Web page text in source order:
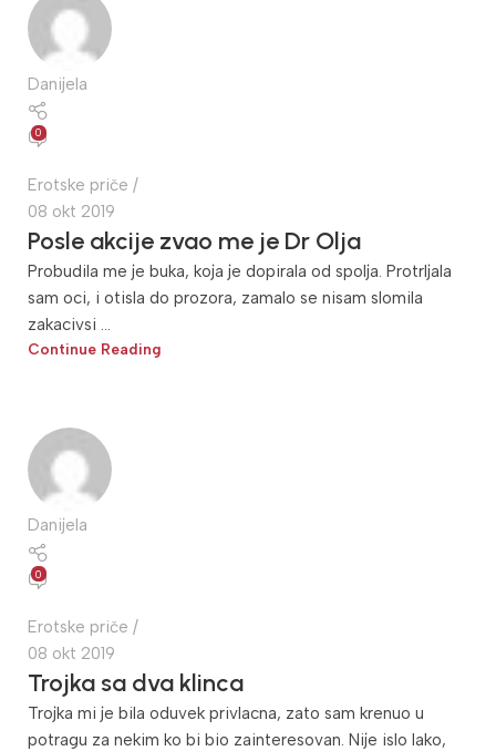
Danijela
0
Erotske priče
08 okt 2019
Posle akcije zvao me je Dr Olja
Probudila me je buka, koja je dopirala od spolja. Protrljala
sam oci, i otisla do prozora, zamalo se nisam slomila
zakacivsi ...
Continue Reading
Danijela
0
Erotske priče
08 okt 2019
Trojka sa dva klinca
Trojka mi je bila oduvek privlacna, zato sam krenuo u
potragu za nekim ko bi bio zainteresovan. Nije islo lako,